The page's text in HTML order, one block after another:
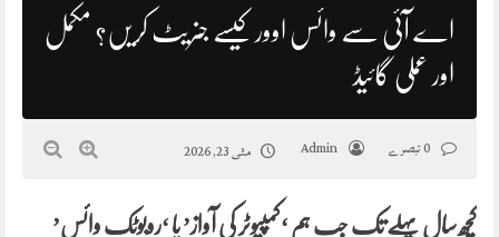
اے آئی سے وائس اوور کیسے جنریٹ کریں؟ مکمل
اور عملی گائیڈ
Admin مئی 23, 2026
کچھ سال پہلے تک جب ہم ‘کمپیوٹر کی آواز’ یا ‘روبوٹک وائس’